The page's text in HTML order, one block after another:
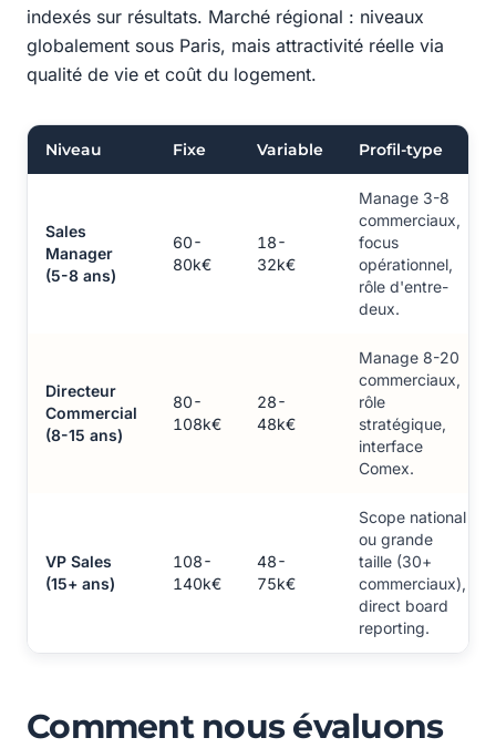
indexés sur résultats. Marché régional : niveaux
globalement sous Paris, mais attractivité réelle via
qualité de vie et coût du logement.
Niveau Fixe Variable Profil-type
Sales
Manager
(5-8 ans)
60-
80k€
18-
32k€
Manage 3-8
commerciaux,
focus
opérationnel,
rôle d'entre-
deux.
Directeur
Commercial
(8-15 ans)
80-
108k€
28-
48k€
Manage 8-20
commerciaux,
rôle
stratégique,
interface
Comex.
VP Sales
(15+ ans)
108-
140k€
48-
75k€
Scope national
ou grande
taille (30+
commerciaux),
direct board
reporting.
Comment nous évaluons